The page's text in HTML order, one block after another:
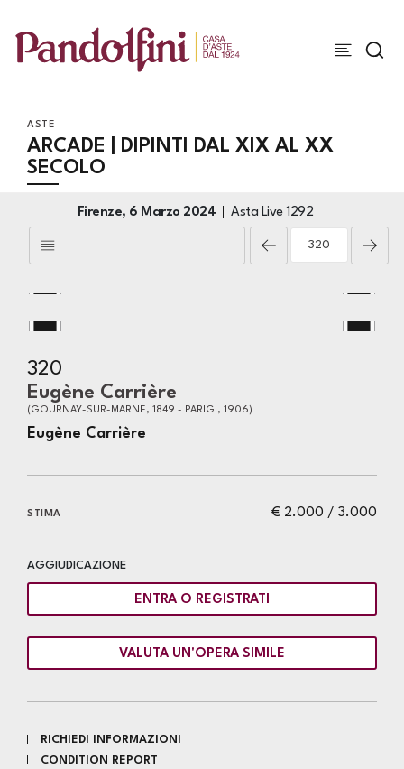
ASTE
ARCADE | DIPINTI DAL XIX AL XX
SECOLO
Firenze, 6 Marzo 2024 Asta Live1292
320
Eugène Carrière
(GOURNAY-SUR-MARNE, 1849 - PARIGI, 1906)
Eugène Carrière
€ 2.000 / 3.000
STIMA
AGGIUDICAZIONE
ENTRA O REGISTRATI
VALUTA UN'OPERA SIMILE
RICHIEDI INFORMAZIONI
CONDITION REPORT